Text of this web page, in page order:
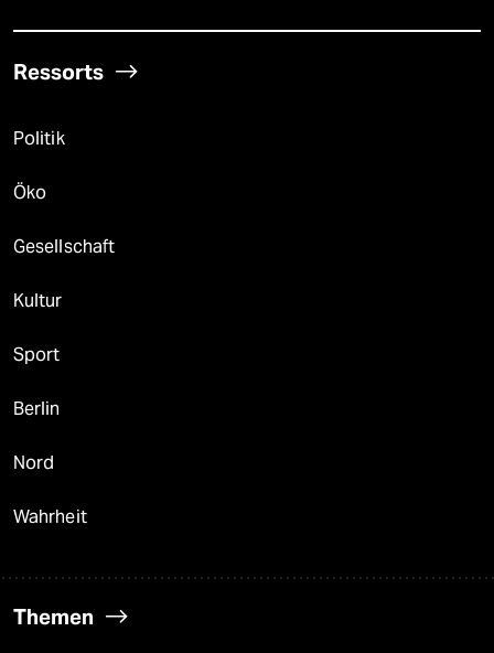
Ressorts
Politik
Öko
Gesellschaft
Kultur
Sport
Berlin
Nord
Wahrheit
Themen